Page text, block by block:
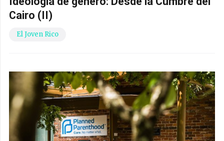
Cairo (II)
El Joven Rico